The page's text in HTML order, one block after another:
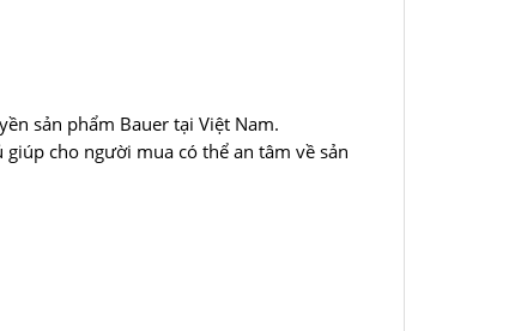
sản phẩm Bauer tại Việt Nam.
cho người mua có thể an tâm về sản